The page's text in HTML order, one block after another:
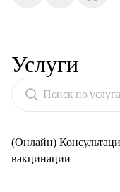
Услуги
Поиск по
(Онлайн)
вакцинации